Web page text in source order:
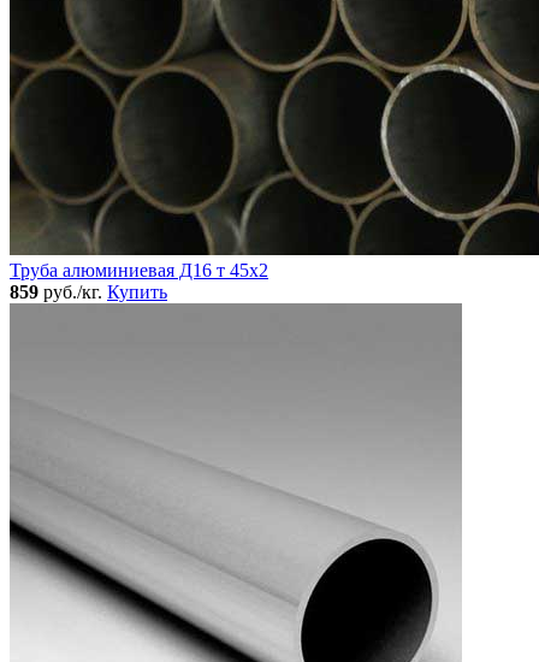
Труба алюминиевая Д16 т 45х2
859 руб./кг. Купить